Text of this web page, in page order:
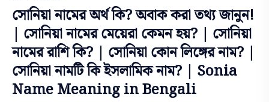
সোনিয়া নামের অর্থ কি? অবাক করা তথ্য জানুন!
| সোনিয়া নামের মেয়েরা কেমন হয়? | সোনিয়া
নামের রাশি কি? | সোনিয়া কোন লিঙ্গের নাম? |
সোনিয়া নামটি কি ইসলামিক নাম? | Sonia
Name Meaning in Bengali